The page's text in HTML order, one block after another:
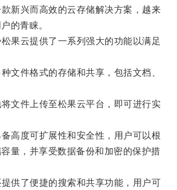
兴而高效的云存储解决方案，越来
的青睐。
云提供了一系列强大的功能以满足
件格式的存储和共享，包括文档、
件上传至松果云平台，即可进行实
度可扩展性和安全性，用户可以根
量，并享受数据备份和加密的保护措
了便捷的搜索和共享功能，用户可